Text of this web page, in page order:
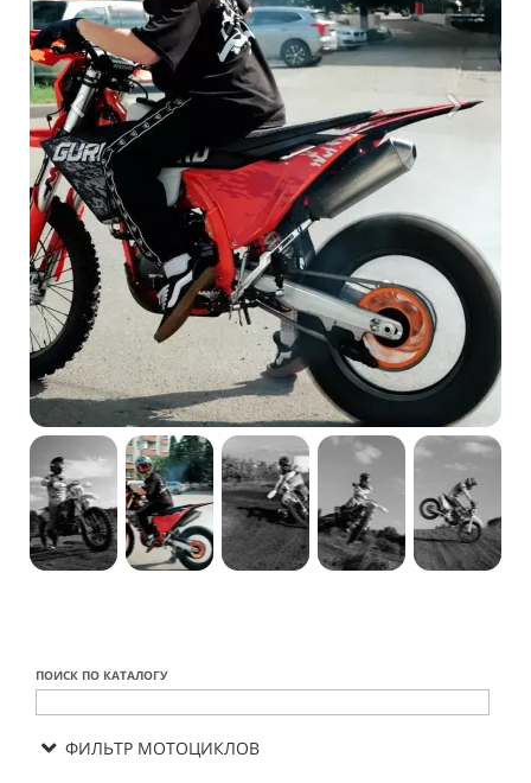
ПОИСК ПО КАТАЛОГУ
ФИЛЬТР МОТОЦИКЛОВ